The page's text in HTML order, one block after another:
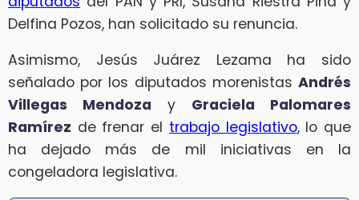
Delfina Pozos, han solicitado su renuncia.
Asimismo, Jesús Juárez Lezama ha sido
señalado por los diputados morenistas Andrés
Villegas Mendoza y Graciela Palomares
Ramírez de frenar el trabajo legislativo, lo que
ha dejado más de mil iniciativas en la
congeladora legislativa.